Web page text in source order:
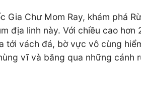
Chư Mom Ray, khám phá
địa linh này. Với chiều cao
vách đá, bờ vực vô cùng
vĩ và băng qua những